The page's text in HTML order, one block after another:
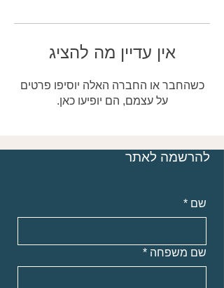
אין עדיין מה להציג
כשהחבר או החברה האלה יוסיפו פרטים
על עצמם, הם יופיעו כאן.
להרשמה לאתר
שם *
שם משפחה *